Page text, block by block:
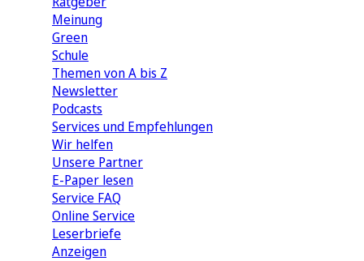
Meinung
Green
Schule
Themen von A bis Z
Newsletter
Podcasts
Services und Empfehlungen
Wir helfen
Unsere Partner
E-Paper lesen
Service FAQ
Online Service
Leserbriefe
Anzeigen